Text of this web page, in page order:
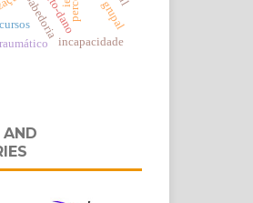
auto-dano
sabedoria
incapacidade
AND